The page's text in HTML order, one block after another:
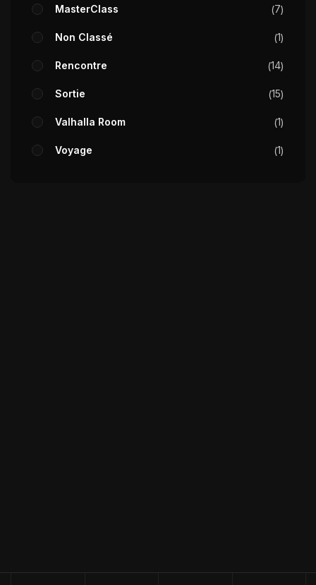
MasterClass 7
Non Classé 1
Rencontre 14
Sortie 15
Valhalla Room 1
Voyage 1